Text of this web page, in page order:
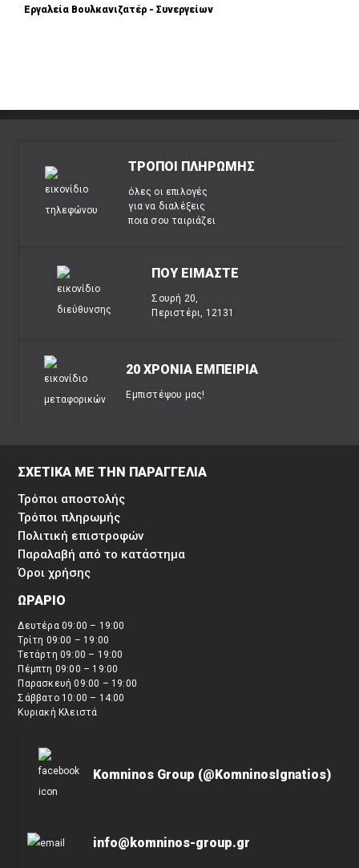
Εργαλεία Βουλκανιζατέρ - Συνεργείων
ΤΡΟΠΟΙ ΠΛΗΡΩΜΗΣ
όλες οι επιλογές
για να διαλέξεις
ποια σου ταιριάζει
ΠΟΥ ΕΙΜΑΣΤΕ
Σουρή 20,
Περιστέρι, 12131
20 ΧΡΟΝΙΑ ΕΜΠΕΙΡΙΑ
Εμπιστέψου μας!
ΣΧΕΤΙΚΑ ΜΕ ΤΗΝ ΠΑΡΑΓΓΕΛΙΑ
Τρόποι αποστολής
Τρόποι πληρωμής
Πολιτική επιστροφών
Παραλαβή από το κατάστημα
Όροι χρήσης
ΩΡΑΡΙΟ
Δευτέρα 09:00 – 19:00
Τρίτη 09:00 – 19:00
Τετάρτη 09:00 – 19:00
Πέμπτη 09:00 – 19:00
Παρασκευή 09:00 – 19:00
Σάββατο 10:00 – 14:00
Κυριακή Κλειστά
Komninos Group (@KomninosIgnatios)
info@komninos-group.gr